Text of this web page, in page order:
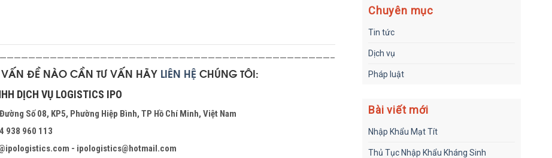
ĐỀ NÀO CẦN TƯ VẤN HÃY LIÊN HỆ CHÚNG TÔI:
DỊCH VỤ LOGISTICS IPO
Số 08, KP5, Phường Hiệp Bình, TP Hồ Chí Minh, Việt Nam
938 960 113
- ipologistics@hotmail.com
Chuyên mục
Tin tức
Dịch vụ
Pháp luật
Bài viết mới
Nhập Khẩu Mạt Tít
Thủ Tục Nhập Khẩu Kháng Sinh